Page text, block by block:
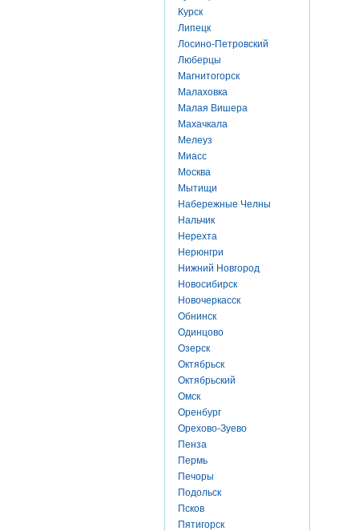
Курск
Липецк
Лосино-Петровский
Люберцы
Магнитогорск
Малаховка
Малая Вишера
Махачкала
Мелеуз
Миасс
Москва
Мытищи
Набережные Челны
Нальчик
Нерехта
Нерюнгри
Нижний Новгород
Новосибирск
Новочеркасск
Обнинск
Одинцово
Озерск
Октябрьск
Октябрьский
Омск
Оренбург
Орехово-Зуево
Пенза
Пермь
Печоры
Подольск
Псков
Пятигорск